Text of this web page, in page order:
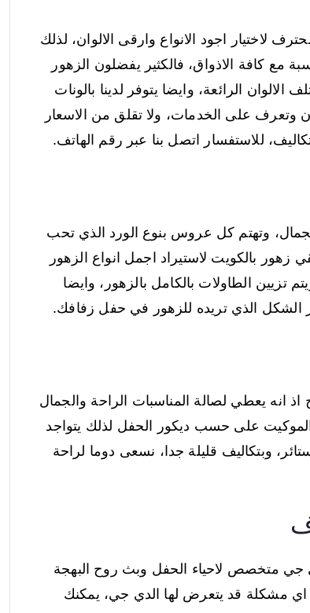
لاختيار اجود الانواع وارقى الالوان، لذلك
مع كافة الاذواق، فالكثير يفضلون الزهور
الرائعة، وايضا يتوفر لدينا بالونات
وتعرف على الخدمات، ولا تقلق من الاسعار
للاستفسار اتصل بنا عبر رقم الهاتف.
وتهتم كل عروس بنوع الورد الذي تحب
زهور بالكويت لاستيراد اجمل انواع الزهور
تزيين الطاولات بالكامل بالزهور، وايضا
الشكل الذي تريده للزهور في حفل زفافك.
انه يعطي لصالة المناسبات الراحة والجمال
على حسب ديكور الحفل لذلك يتواجد
وبتكاليف قليلة جدا، نسعى دوما لراحة
جي متخصص لاحياء الحفل وبث روح البهجة
اي مشكلة قد يتعرض لها الدي جي، يمكنك